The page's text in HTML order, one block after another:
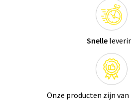
Snelle
Onze producten zijn van